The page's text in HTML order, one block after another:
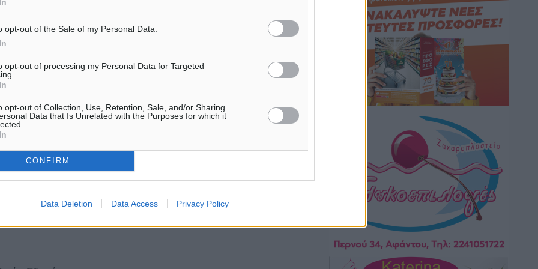
opt-out of the Sale of my Personal Data.
opt-out of processing my Personal Data for Targeted
opt-out of Collection, Use, Retention, Sale, and/or Sharing
Data that Is Unrelated with the Purposes for which it
CONFIRM
Data Deletion Data Access Privacy Policy
να προσέλθουν στο
ασφαλείας
Εξετάσεις ΓΕΛ ή ΕΠΑΛ
(οι υποψήφιοι ΓΕΛ)
προκειμένου στη
στην Τριτοβάθμια
σε Δημόσιες ΣΑΕΚ
κάποιος υποψήφιος
(password)
καιρικά φαινόμενα δεν υπάρχουν
περιθώρια εφησυχασμού
πριν 2 ώρες
Στον Άγιο Νικόλαο Χάλκης ανοίγει
ξανά το ανανεωμένο εκκλησιαστικό
μουσείο από τη Λέσχη Lions Χάλκης
πριν 2 ώρες
Ρόδος: «Βουλιάζει» από τουρίστες –
Πάνω από 1 εκατ. επιβάτες και 55
κρουαζιερόπλοια
Τοπικές Ειδήσεις• πριν 2 ώρες
Γ’ Εθνική Κατηγορία: Οι ημερομηνίες
περιόδου
Αθλητικά• πριν 8 ώρες